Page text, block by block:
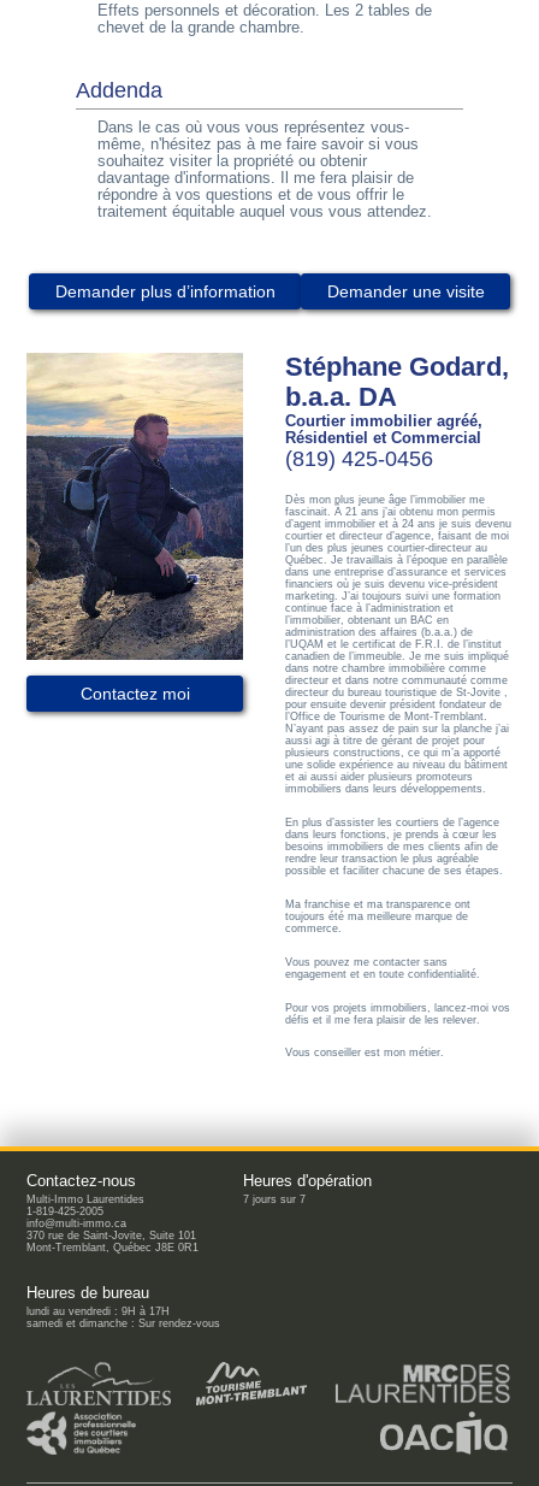
Effets personnels et décoration. Les 2 tables de
chevet de la grande chambre.
Addenda
Dans le cas où vous vous représentez vous-
même, n'hésitez pas à me faire savoir si vous
souhaitez visiter la propriété ou obtenir
davantage d'informations. Il me fera plaisir de
répondre à vos questions et de vous offrir le
traitement équitable auquel vous vous attendez.
Demander plus d’information Demander une visite
Contactez moi
Stéphane Godard,
b.a.a. DA
Courtier immobilier agréé,
Résidentiel et Commercial
(819) 425-0456
Dès mon plus jeune âge l’immobilier me
fascinait. À 21 ans j’ai obtenu mon permis
d’agent immobilier et à 24 ans je suis devenu
courtier et directeur d’agence, faisant de moi
l’un des plus jeunes courtier-directeur au
Québec. Je travaillais à l’époque en parallèle
dans une entreprise d’assurance et services
financiers où je suis devenu vice-président
marketing. J’ai toujours suivi une formation
continue face à l’administration et
l’immobilier, obtenant un BAC en
administration des affaires (b.a.a.) de
l’UQAM et le certificat de F.R.I. de l’institut
canadien de l’immeuble. Je me suis impliqué
dans notre chambre immobilière comme
directeur et dans notre communauté comme
directeur du bureau touristique de St-Jovite ,
pour ensuite devenir président fondateur de
l’Office de Tourisme de Mont-Tremblant.
N’ayant pas assez de pain sur la planche j’ai
aussi agi à titre de gérant de projet pour
plusieurs constructions, ce qui m’a apporté
une solide expérience au niveau du bâtiment
et ai aussi aider plusieurs promoteurs
immobiliers dans leurs développements.
En plus d’assister les courtiers de l’agence
dans leurs fonctions, je prends à cœur les
besoins immobiliers de mes clients afin de
rendre leur transaction le plus agréable
possible et faciliter chacune de ses étapes.
Ma franchise et ma transparence ont
toujours été ma meilleure marque de
commerce.
Vous pouvez me contacter sans
engagement et en toute confidentialité.
Pour vos projets immobiliers, lancez-moi vos
défis et il me fera plaisir de les relever.
Vous conseiller est mon métier.
Contactez-nous
Multi-Immo Laurentides
1-819-425-2005
info@multi-immo.ca
370 rue de Saint-Jovite, Suite 101
Mont-Tremblant, Québec J8E 0R1
Heures d'opération
7 jours sur 7
Heures de bureau
lundi au vendredi : 9H à 17H
samedi et dimanche : Sur rendez-vous